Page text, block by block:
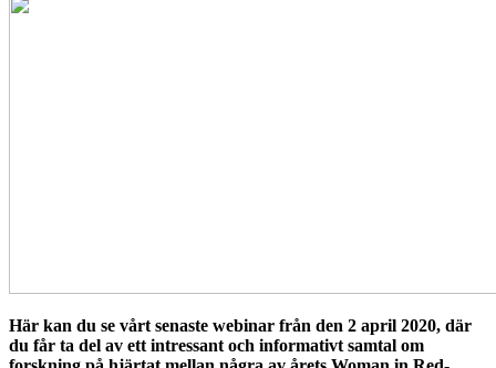
Här kan du se vårt senaste webinar från den 2 april 2020, där
du får ta del av ett intressant och informativt samtal om